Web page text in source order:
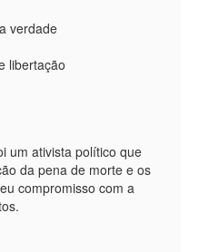
verdade
libertação
um ativista político que
da pena de morte e os
compromisso com a